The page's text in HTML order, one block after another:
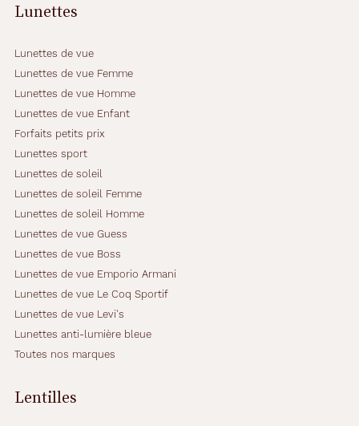
Lunettes
Lunettes de vue
Lunettes de vue Femme
Lunettes de vue Homme
Lunettes de vue Enfant
Forfaits petits prix
Lunettes sport
Lunettes de soleil
Lunettes de soleil Femme
Lunettes de soleil Homme
Lunettes de vue Guess
Lunettes de vue Boss
Lunettes de vue Emporio Armani
Lunettes de vue Le Coq Sportif
Lunettes de vue Levi's
Lunettes anti-lumière bleue
Toutes nos marques
Lentilles